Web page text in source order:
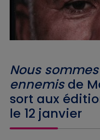
Nous
ennemisde
sort aux
le 12 janvier